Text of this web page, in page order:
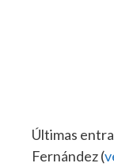
Últimas
Fernández(